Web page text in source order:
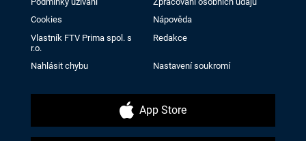
Cookies
Nápověda
Vlastník FTV Prima spol. s
r.o.
Redakce
Nahlásit chybu Nastavení soukromí
App Store